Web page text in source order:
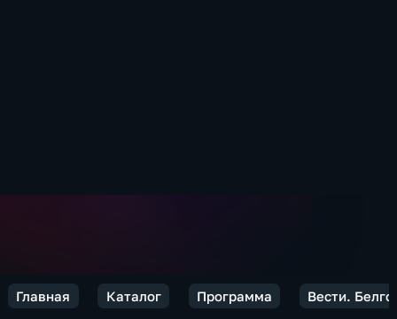
Главная Каталог Программа Вести.